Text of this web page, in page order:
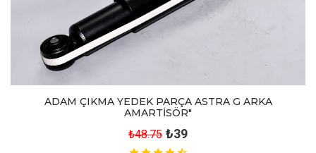
ADAM ÇIKMA YEDEK PARÇA ASTRA G ARKA
AMARTİSÖR"
₺48.75 ₺39